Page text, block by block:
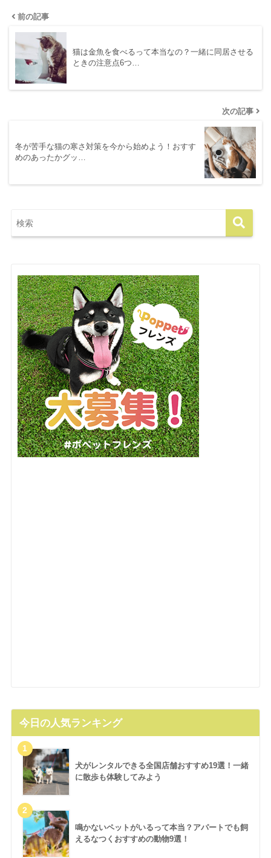
前の記事
猫は金魚を食べるって本当なの？一緒に同居させる
ときの注意点6つ…
次の記事
冬が苦手な猫の寒さ対策を今から始めよう！おすす
めのあったかグッ…
今日の人気ランキング
犬がレンタルできる全国店舗おすすめ19選！一緒
に散歩も体験してみよう
鳴かないペットがいるって本当？アパートでも飼
えるなつくおすすめの動物9選！